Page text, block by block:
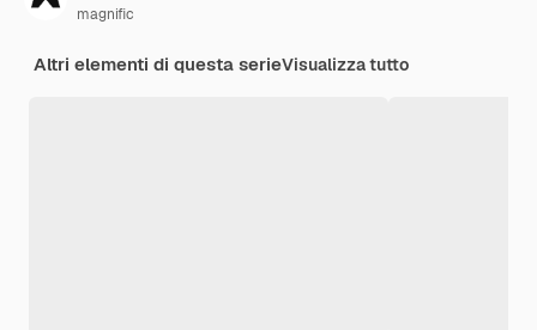
magnific
Altri elementi di questa serieVisualizza tutto